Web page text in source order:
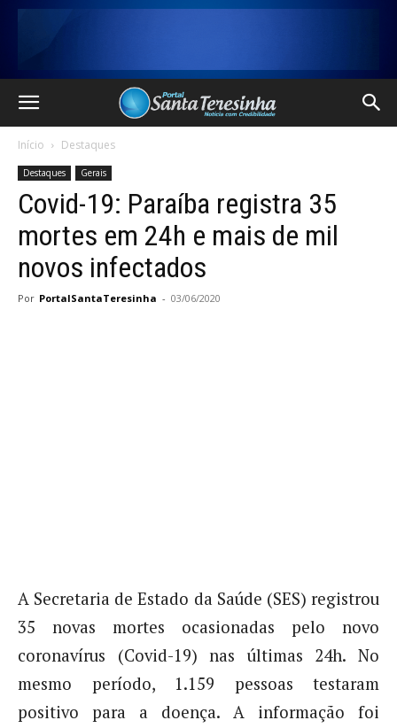
Início Destaques
Destaques Gerais
Covid-19: Paraíba registra 35
mortes em 24h e mais de mil
novos infectados
Por PortalSantaTeresinha - 03/06/2020
A Secretaria de Estado da Saúde (SES) registrou
35 novas mortes ocasionadas pelo novo
coronavírus (Covid-19) nas últimas 24h. No
mesmo período, 1.159 pessoas testaram
positivo para a doença. A informação foi